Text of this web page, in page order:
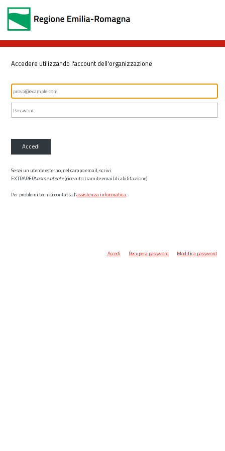
Accedere utilizzando l'account dell'organizzazione
Accedi
Se sei un utente esterno, nel campo email, scrivi
EXTRARER\nome utente(ricevuto tramite email di abilitazione)
Per problemi tecnici contatta l’assistenza informatica.
Accedi Recupera password Modifica password